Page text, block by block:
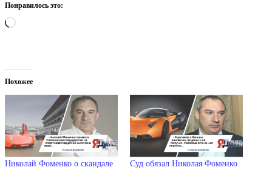
Понравилось это:
Загрузка…
Похожее
Николай Фоменко о скандале
Суд обязал Николая Фоменко